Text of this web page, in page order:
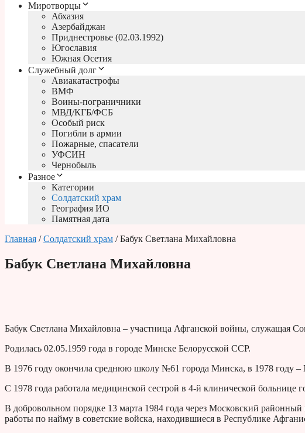
Миротворцы
Абхазия
Азербайджан
Приднестровье (02.03.1992)
Югославия
Южная Осетия
Служебный долг
Авиакатастрофы
ВМФ
Воины-пограничники
МВД/КГБ/ФСБ
Особый риск
Погибли в армии
Пожарные, спасатели
УФСИН
Чернобыль
Разное
Категории
Солдатский храм
География ИО
Памятная дата
Главная /Солдатский храм / Бабук Светлана Михайловна
Бабук Светлана Михайловна
Бабук Светлана Михайловна – участница Афганской войны, служащая
Родилась 02.05.1959 года в городе Минске Белорусской ССР.
В 1976 году окончила среднюю школу №61 города Минска, в 1978 году
С 1978 года работала медицинской сестрой в 4-й клинической больнице
В добровольном порядке 13 марта 1984 года через Московский
работы по найму в советские войска, находившиеся в Республике